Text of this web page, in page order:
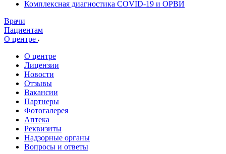
Комплексная диагностика COVID-19 и ОРВИ
Врачи
Пациентам
О центре
О центре
Лицензии
Новости
Отзывы
Вакансии
Партнеры
Фотогалерея
Аптека
Реквизиты
Надзорные органы
Вопросы и ответы